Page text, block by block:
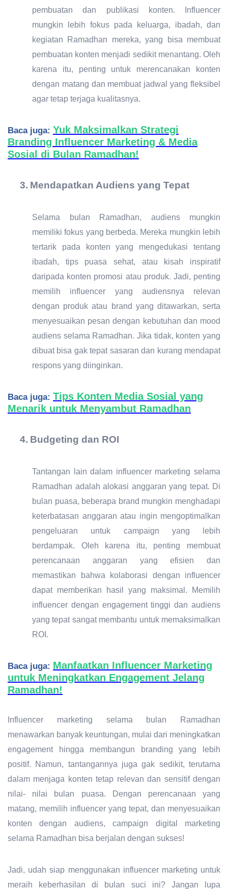
pembuatan dan publikasi konten. Influencer
mungkin lebih fokus pada keluarga, ibadah, dan
kegiatan Ramadhan mereka, yang bisa membuat
pembuatan konten menjadi sedikit menantang. Oleh
karena itu, penting untuk merencanakan konten
dengan matang dan membuat jadwal yang fleksibel
agar tetap terjaga kualitasnya.
Baca juga: Yuk Maksimalkan Strategi
Branding Influencer Marketing & Media
Sosial di Bulan Ramadhan!
3. Mendapatkan Audiens yang Tepat
Selama bulan Ramadhan, audiens mungkin
memiliki fokus yang berbeda. Mereka mungkin lebih
tertarik pada konten yang mengedukasi tentang
ibadah, tips puasa sehat, atau kisah inspiratif
daripada konten promosi atau produk. Jadi, penting
memilih influencer yang audiensnya relevan
dengan produk atau brand yang ditawarkan, serta
menyesuaikan pesan dengan kebutuhan dan mood
audiens selama Ramadhan. Jika tidak, konten yang
dibuat bisa gak tepat sasaran dan kurang mendapat
respons yang diinginkan.
Baca juga: Tips Konten Media Sosial yang
Menarik untuk Menyambut Ramadhan
4. Budgeting dan ROI
Tantangan lain dalam influencer marketing selama
Ramadhan adalah alokasi anggaran yang tepat. Di
bulan puasa, beberapa brand mungkin menghadapi
keterbatasan anggaran atau ingin mengoptimalkan
pengeluaran untuk campaign yang lebih
berdampak. Oleh karena itu, penting membuat
perencanaan anggaran yang efisien dan
memastikan bahwa kolaborasi dengan influencer
dapat memberikan hasil yang maksimal. Memilih
influencer dengan engagement tinggi dan audiens
yang tepat sangat membantu untuk memaksimalkan
ROI.
Baca juga: Manfaatkan Influencer Marketing
untuk Meningkatkan Engagement Jelang
Ramadhan!
Influencer marketing selama bulan Ramadhan
menawarkan banyak keuntungan, mulai dari meningkatkan
engagement hingga membangun branding yang lebih
positif. Namun, tantangannya juga gak sedikit, terutama
dalam menjaga konten tetap relevan dan sensitif dengan
nilai- nilai bulan puasa. Dengan perencanaan yang
matang, memilih influencer yang tepat, dan menyesuaikan
konten dengan audiens, campaign digital marketing
selama Ramadhan bisa berjalan dengan sukses!
Jadi, udah siap menggunakan influencer marketing untuk
meraih keberhasilan di bulan suci ini? Jangan lupa